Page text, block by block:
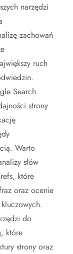
narzędzi
zachowań
ruch
Search
strony
Warto
słów
które
oraz ocenie
do
które
strony oraz